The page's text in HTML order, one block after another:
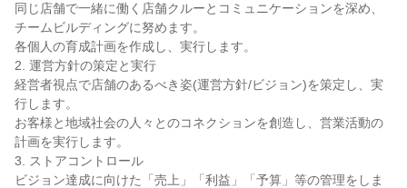
同じ店舗で一緒に働く店舗クルーとコミュニケーションを深め、
チームビルディングに努めます。
各個人の育成計画を作成し、実行します。
2. 運営方針の策定と実行
経営者視点で店舗のあるべき姿(運営方針/ビジョン)を策定し、実
行します。
お客様と地域社会の人々とのコネクションを創造し、営業活動の
計画を実行します。
3. ストアコントロール
ビジョン達成に向けた「売上」「利益」「予算」等の管理をしま